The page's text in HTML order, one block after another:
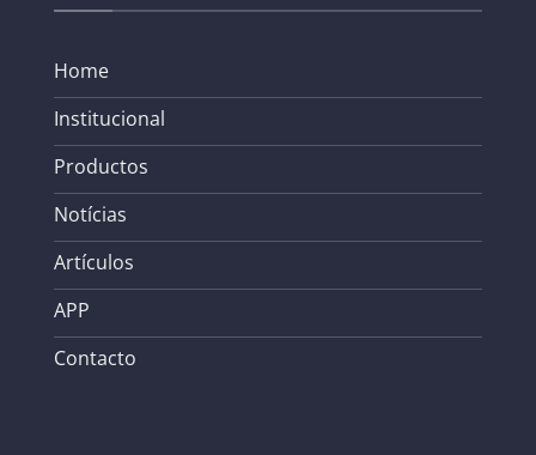
Home
Institucional
Productos
Notícias
Artículos
APP
Contacto